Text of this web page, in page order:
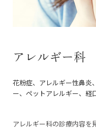
アレルギー科
花粉症、アレルギー性鼻炎
ー、ペットアレルギー、経
アレルギー科の診療内容を